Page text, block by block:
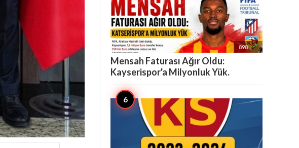
898 
Mensah Faturası Ağır Oldu:
Kayserispor'a Milyonluk Yük.